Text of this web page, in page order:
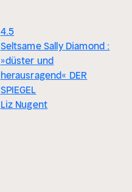
4.5
Seltsame Sally Diamond :
»düster und
herausragend« DER
SPIEGEL
Liz Nugent